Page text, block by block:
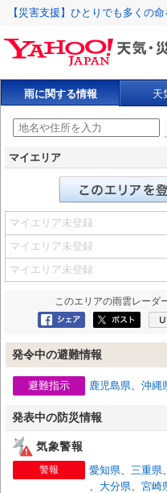
【災害支援】ひとりでも多くの
雨に関する情報 天
マイエリア
マイエリア未登録
マイエリア未登録
マイエリア未登録
このエリアの雨雲レーダ
Facebookにシェ
ポス
発令中の避難情報
避難指示 鹿児島県、 沖縄
発表中の防災情報
気象警報
警報 愛知県、 三重県、
、 大分県、 宮崎